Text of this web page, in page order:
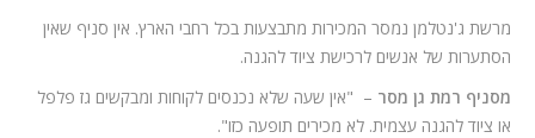
מרשת ג'נטלמן נמסר המכירות מתבצעות בכל רחבי הארץ. אין סניף שאין
הסתערות של אנשים לרכישת ציוד להגנה.
מסניף רמת גן מסר – "אין שעה שלא נכנסים לקוחות ומבקשים גז פלפל
או ציוד להגנה עצמית. לא מכירים תופעה כזו".